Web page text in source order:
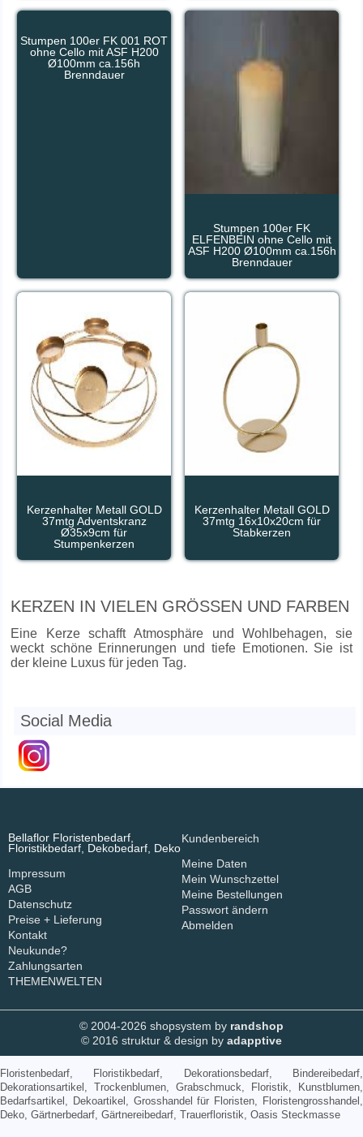
Stumpen 100er FK 001 ROT
ohne Cello mit ASF H200
Ø100mm ca.156h
Brenndauer
Stumpen 100er FK
ELFENBEIN ohne Cello mit
ASF H200 Ø100mm ca.156h
Brenndauer
Kerzenhalter Metall GOLD
37mtg Adventskranz
Ø35x9cm für
Stumpenkerzen
Kerzenhalter Metall GOLD
37mtg 16x10x20cm für
Stabkerzen
KERZEN IN VIELEN GRÖSSEN UND FARBEN
Eine Kerze schafft Atmosphäre und Wohlbehagen, sie
weckt schöne Erinnerungen und tiefe Emotionen. Sie ist
der kleine Luxus für jeden Tag.
Social Media
Bellaflor Floristenbedarf,
Floristikbedarf, Dekobedarf, Deko
Impressum
AGB
Datenschutz
Preise + Lieferung
Kontakt
Neukunde?
Zahlungsarten
THEMENWELTEN
Kundenbereich
Meine Daten
Mein Wunschzettel
Meine Bestellungen
Passwort ändern
Abmelden
© 2004-2026 shopsystem by randshop
© 2016 struktur & design by adapptive
Floristenbedarf, Floristikbedarf, Dekorationsbedarf, Bindereibedarf,
Dekorationsartikel, Trockenblumen, Grabschmuck, Floristik, Kunstblumen,
Bedarfsartikel, Dekoartikel, Grosshandel für Floristen, Floristengrosshandel,
Deko, Gärtnerbedarf, Gärtnereibedarf, Trauerfloristik, Oasis Steckmasse